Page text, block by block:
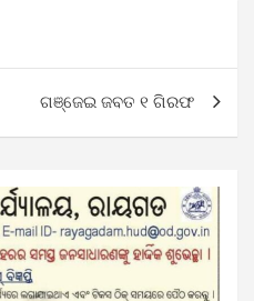
ଗଞ୍ଜେଇ ଜବତ ୧ ଗିରଫ